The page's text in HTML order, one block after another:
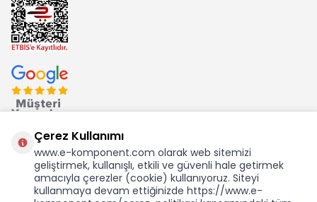
Ekom Elk. Elektronik San. ve Tic. A.Ş.'nin Tescilli Bir Markasıdır
Çerez Kullanımı
www.e-komponent.com olarak web sitemizi
geliştirmek, kullanışlı, etkili ve güvenli hale getirmek
amacıyla çerezler (cookie) kullanıyoruz. Siteyi
kullanmaya devam ettiğinizde https://www.e-